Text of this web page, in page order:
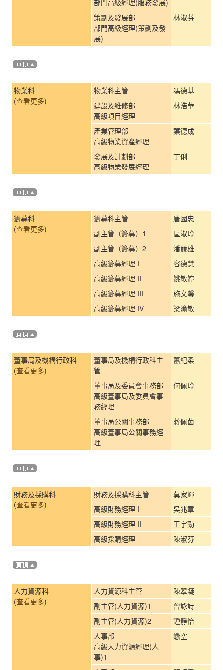
部門高級經理(服務發展)
策劃及發展部
部門高級經理(策劃及發
展)
林淑芬
物業科
(查看更多)
物業科主管
馮德基
建設及維修部
高級項目經理
林浩華
產業管理部
高級物業資產經理
葉德成
發展及計劃部
高級物業發展經理
丁俐
籌募科
(查看更多)
籌募科主管
唐國忠
副主管（籌募）1
區淑玲
副主管（籌募）2
潘競雄
高級籌募經理 I
容德慧
高級籌募經理 II
姚敏婷
高級籌募經理 III
施文馨
高級籌募經理 IV
梁渝敏
董事局及機構行政科
(查看更多)
董事局及機構行政科主
管
蕭紀柔
董事局及委員會事務部
高級董事局及委員會事
務經理
何佩玲
董事局公關事務部
高級董事局公關事務經
理
蔣佩茵
財務及採購科
(查看更多)
財務及採購科主管
莫家輝
高級財務經理 I
吳兆章
高級財務經理 II
王宇勁
高級採購經理
陳淑芬
人力資源科
(查看更多)
人力資源科主管
陳翠凝
副主管(人力資源)1
曾詠詩
副主管(人力資源)2
鍾靜怡
人事部
高級人力資源經理(人
事)1
懸空